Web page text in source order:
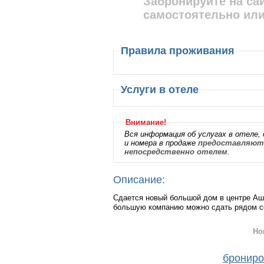
самостоятельно
Правила проживания
Услуги в отеле
Внимание!
Вся информация об услугах в отеле,
и номера в продаже
непосредственно отелем.
Описание:
Сдается новый большой дом в центре
большую компанию можно сдать рядом